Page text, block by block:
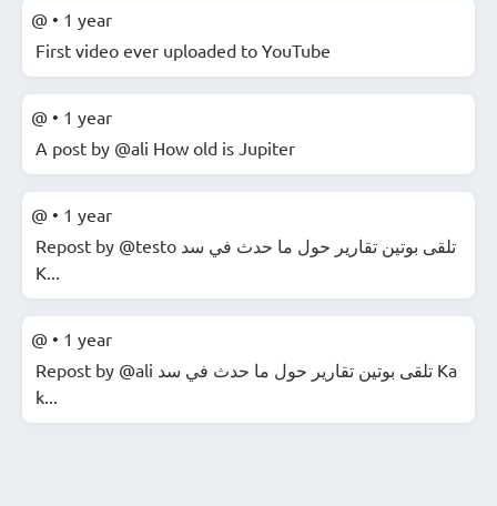
@ • 1 year
First video ever uploaded to YouTube
@ • 1 year
A post by @ali How old is Jupiter
@ • 1 year
Repost by @testo ️تلقى بوتين تقارير حول ما حدث في سد
K...
@ • 1 year
Repost by @ali ️تلقى بوتين تقارير حول ما حدث في سد Ka
k...